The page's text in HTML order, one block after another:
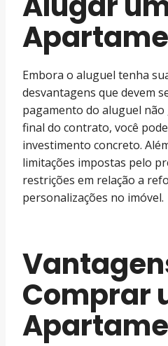
Embora o aluguel tenha
desvantagens que devem
pagamento do aluguel
final do contrato, você
investimento concreto.
limitações impostas pelo
restrições em relação a
personalizações no imóvel.
Comprar